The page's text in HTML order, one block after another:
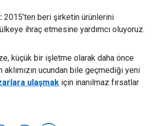
2015’ten beri şirketin ürünlerini
ihraç etmesine yardımcı oluyoruz.
küçük bir işletme olarak daha önce
ucundan bile geçmediği yeni
ulaşmak için inanılmaz fırsatlar